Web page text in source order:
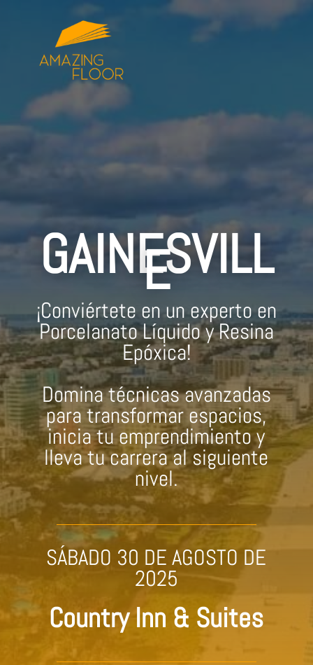
GAINESVILL
E
¡Conviértete en un experto en
Porcelanato Líquido y Resina
Epóxica!
Domina técnicas avanzadas
para transformar espacios,
inicia tu emprendimiento y
lleva tu carrera al siguiente
nivel.
SÁBADO 30 DE AGOSTO DE
2025
Country Inn & Suites